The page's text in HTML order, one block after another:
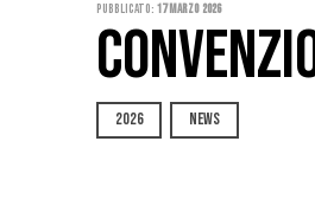
Pubblicato: 17 Marzo 2026
2026 NEWS